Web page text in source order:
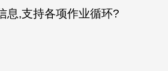
息,支持各项作业循环?